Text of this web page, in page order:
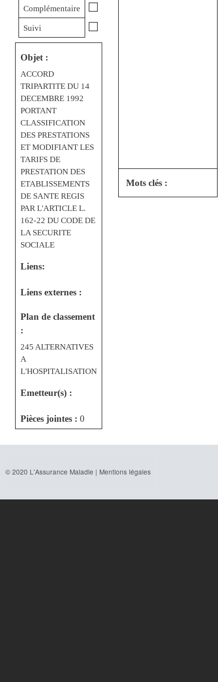
Complémentaire ☐
Suivi ☐
Objet :
ACCORD
TRIPARTITE DU 14
DECEMBRE 1992
PORTANT
CLASSIFICATION
DES PRESTATIONS
ET MODIFIANT LES
TARIFS DE
PRESTATION DES
ETABLISSEMENTS
DE SANTE REGIS
PAR L'ARTICLE L.
162-22 DU CODE DE
LA SECURITE
SOCIALE
Liens:
Liens externes :
Plan de classement
:
245 ALTERNATIVES
A
L'HOSPITALISATION
Emetteur(s) :
Pièces jointes : 0
Mots clés :
© 2020 L'Assurance Maladie | Mentions légales